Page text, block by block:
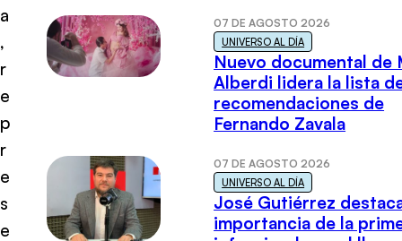
a
,
r
e
p
r
e
s
e
07 DE AGOSTO 2026
UNIVERSO AL DÍA
Nuevo documental de
Alberdi lidera la lista
recomendaciones de
Fernando Zavala
07 DE AGOSTO 2026
UNIVERSO AL DÍA
José Gutiérrez
importancia de la